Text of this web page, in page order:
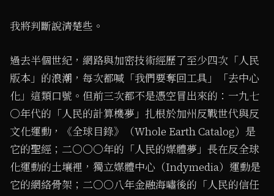
我將判斷說清楚些。
過去半個世紀，網路與加密技術經歷了至少四次「人民
版本」的浪潮，每次都喊「我們要奪回工具」「去中心
化」這類口號。但前三次都不是憑空冒出來的：一九七
〇年代的「人民的計算機夢」扎根於加州反戰世代與反
文化運動，《全球目錄》（Whole Earth Catalog）是
它的聖經；二〇〇〇年的「人民的媒體夢」長在反全球
化運動的土壤裡，獨立媒體中心（Indymedia）運動是
它的網絡骨架；二〇〇八年金融海嘯後的「人民的信任